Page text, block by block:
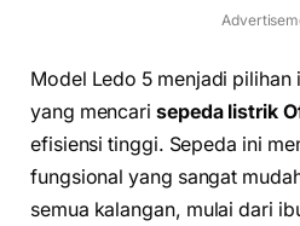
Model Ledo 5 menjadi pilihan
yang mencari sepeda listrik
efisiensi tinggi. Sepeda ini
fungsional yang sangat
semua kalangan, mulai dari